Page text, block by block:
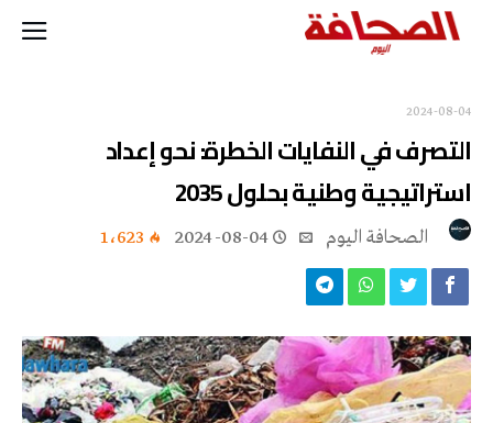
2024-08-04
التصرف في النفايات الخطرة: نحو إعداد
استراتيجية وطنية بحلول 2035
2024-08-04 1٬623